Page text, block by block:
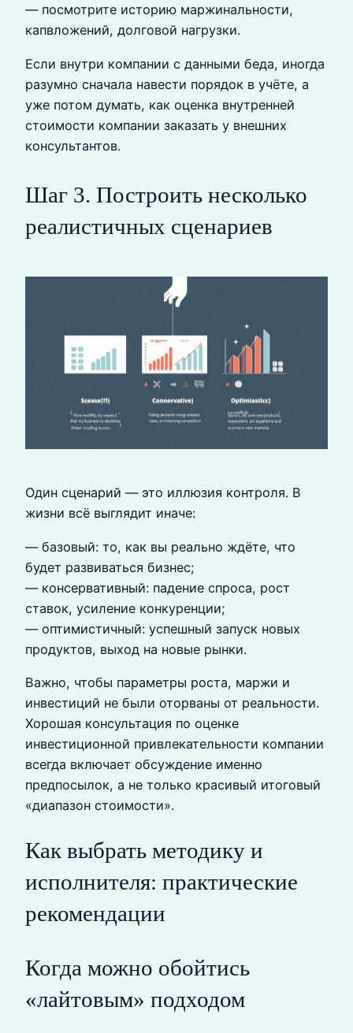
— посмотрите историю маржинальности,
капвложений, долговой нагрузки.
Если внутри компании с данными беда, иногда
разумно сначала навести порядок в учёте, а
уже потом думать, как оценка внутренней
стоимости компании заказать у внешних
консультантов.
Шаг 3. Построить несколько
реалистичных сценариев
Один сценарий — это иллюзия контроля. В
жизни всё выглядит иначе:
— базовый: то, как вы реально ждёте, что
будет развиваться бизнес;
— консервативный: падение спроса, рост
ставок, усиление конкуренции;
— оптимистичный: успешный запуск новых
продуктов, выход на новые рынки.
Важно, чтобы параметры роста, маржи и
инвестиций не были оторваны от реальности.
Хорошая консультация по оценке
инвестиционной привлекательности компании
всегда включает обсуждение именно
предпосылок, а не только красивый итоговый
«диапазон стоимости».
Как выбрать методику и
исполнителя: практические
рекомендации
Когда можно обойтись
«лайтовым» подходом